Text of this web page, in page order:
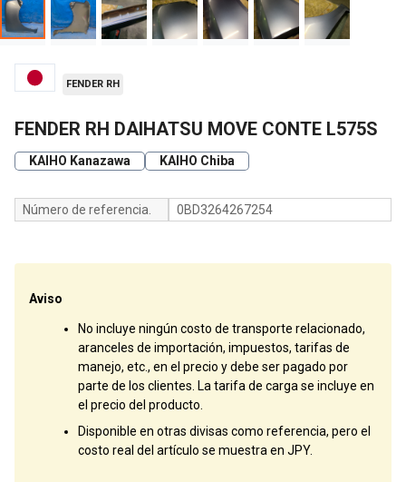
FENDER RH
FENDER RH DAIHATSU MOVE CONTE L575S
KAIHO Kanazawa KAIHO Chiba
Número de referencia. 0BD3264267254
Aviso
No incluye ningún costo de transporte relacionado,
aranceles de importación, impuestos, tarifas de
manejo, etc., en el precio y debe ser pagado por
parte de los clientes. La tarifa de carga se incluye en
el precio del producto.
Disponible en otras divisas como referencia, pero el
costo real del artículo se muestra en JPY.